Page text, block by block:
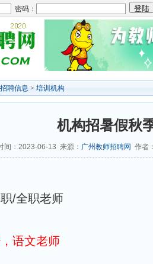
密码：
聘信息 > 培训机构
机构招暑假秋
间：2023-06-13 来源： 广州教师招聘网 作者
/全职老师
语文老师